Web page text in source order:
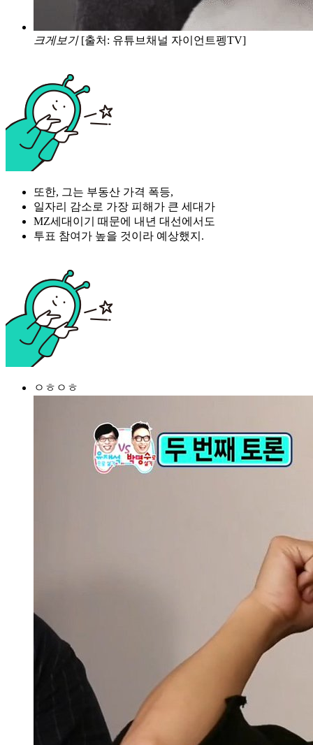
크게보기 [출처: 유튜브채널 자이언트펭TV]
또한, 그는 부동산 가격 폭등,
일자리 감소로 가장 피해가 큰 세대가
MZ세대이기 때문에 내년 대선에서도
투표 참여가 높을 것이라 예상했지.
ㅇㅎㅇㅎ